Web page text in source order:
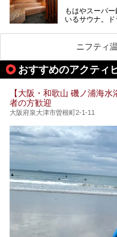
ケやボウリン
で“遊び+癒し”
処にいたるま
大規模リニュ
オープンイベ
もはやスーパ
いるサウナ。
ペース、ロウ
が充実した施
今回はそんな
泉・銭湯・スパ
ニフティ
おすすめのアクティ
【大阪・和歌山 磯ノ浦海
者の方歓迎
大阪府泉大津市曽根町2-1-11